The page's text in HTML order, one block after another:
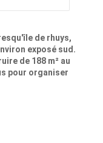
de rhuys,
exposé sud.
de 188 m² au
pour organiser